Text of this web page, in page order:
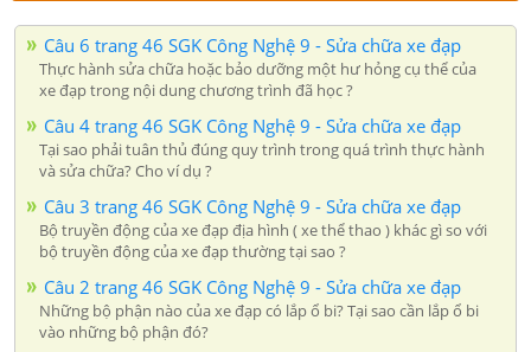
Câu 6 trang 46 SGK Công Nghệ 9 - Sửa chữa xe đạp
Thực hành sửa chữa hoặc bảo dưỡng một hư hỏng cụ thể của
xe đạp trong nội dung chương trình đã học ?
Câu 4 trang 46 SGK Công Nghệ 9 - Sửa chữa xe đạp
Tại sao phải tuân thủ đúng quy trình trong quá trình thực hành
và sửa chữa? Cho ví dụ ?
Câu 3 trang 46 SGK Công Nghệ 9 - Sửa chữa xe đạp
Bộ truyền động của xe đạp địa hình ( xe thể thao ) khác gì so với
bộ truyền động của xe đạp thường tại sao ?
Câu 2 trang 46 SGK Công Nghệ 9 - Sửa chữa xe đạp
Những bộ phận nào của xe đạp có lắp ổ bi? Tại sao cần lắp ổ bi
vào những bộ phận đó?